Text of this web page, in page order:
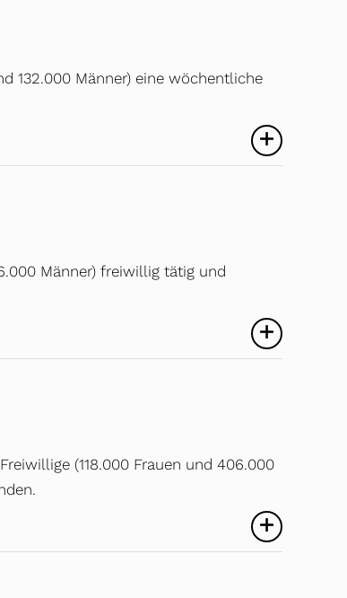
132.000 Männer) eine wöchentliche
Männer) freiwillig tätig und
(118.000 Frauen und 406.000